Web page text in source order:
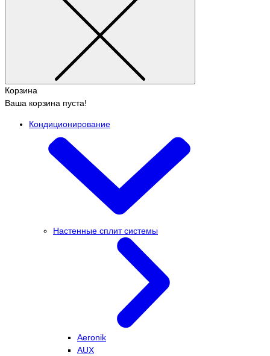
Корзина
Ваша корзина пуста!
Кондиционирование
Настенные сплит системы
Aeronik
AUX